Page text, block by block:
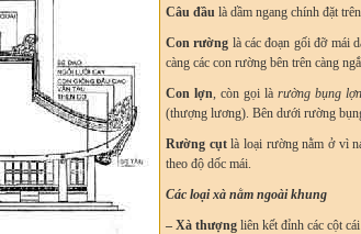
Câu đầu là dầm ngang chính đặt
Con rường là các đoạn gối đỡ mái
càng các con rường bên trên càng
Con lợn, còn gọi là rường bụng lợn
(thượng lương). Bên dưới rường
Rường cụtlà loại rường nằm ở vì
theo độ dốc mái.
Các loại xà nằm ngoài khung
– Xà thượng liên kết đỉnh các cột